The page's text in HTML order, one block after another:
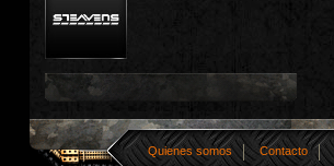
Quienes somos Contacto